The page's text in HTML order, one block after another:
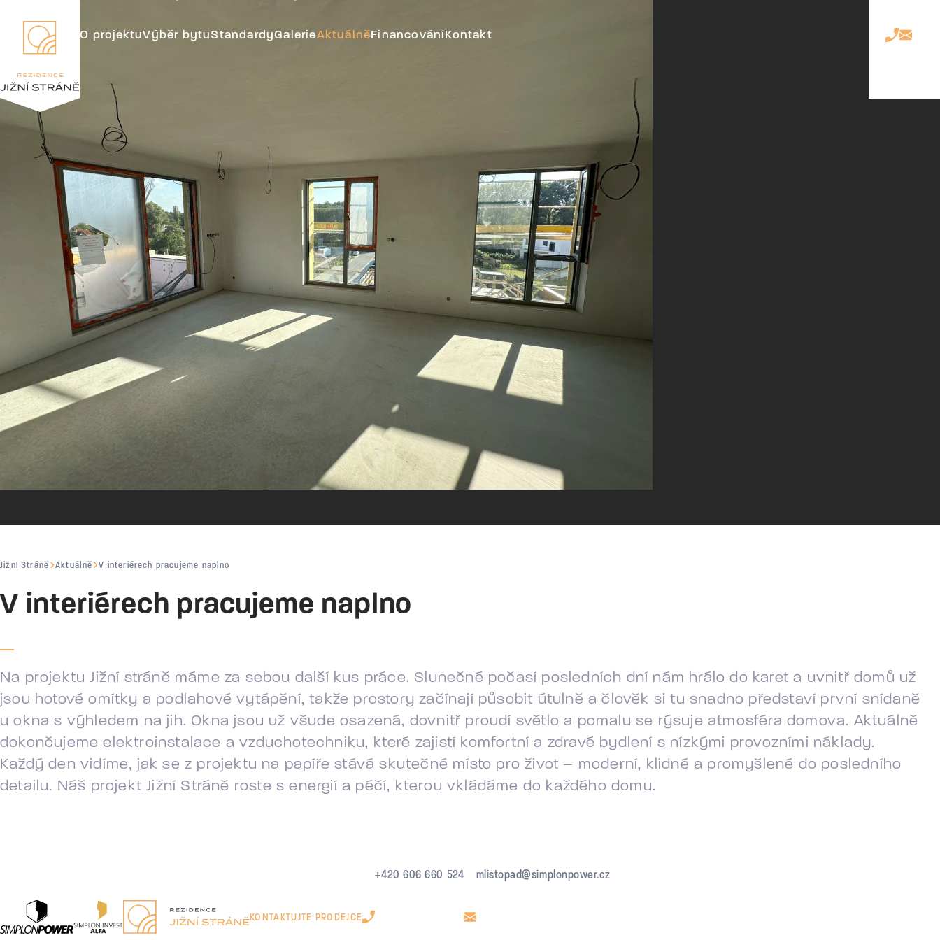
O projektuVýběr bytuStandardyGalerieAktuálně Financování Kontakt
Jižní Stráně Aktuálně V interiérech pracujeme naplno
V interiérech pracujeme naplno
Na projektu Jižní stráně máme za sebou další kus práce. Slunečné počasí posledních dní nám hrálo do karet a uvnitř domů už
jsou hotové omítky a podlahové vytápění, takže prostory začínají působit útulně a člověk si tu snadno představí první snídaně
u okna s výhledem na jih. Okna jsou už všude osazená, dovnitř proudí světlo a pomalu se rýsuje atmosféra domova. Aktuálně
dokončujeme elektroinstalace a vzduchotechniku, které zajistí komfortní a zdravé bydlení s nízkými provozními náklady.
Každý den vidíme, jak se z projektu na papíře stává skutečné místo pro život – moderní, klidné a promyšlené do posledního
detailu. Náš projekt Jižní Stráně roste s energií a péčí, kterou vkládáme do každého domu.
KONTAKTUJTE PRODEJCE
+420 606 660 524 mlistopad@simplonpower.cz